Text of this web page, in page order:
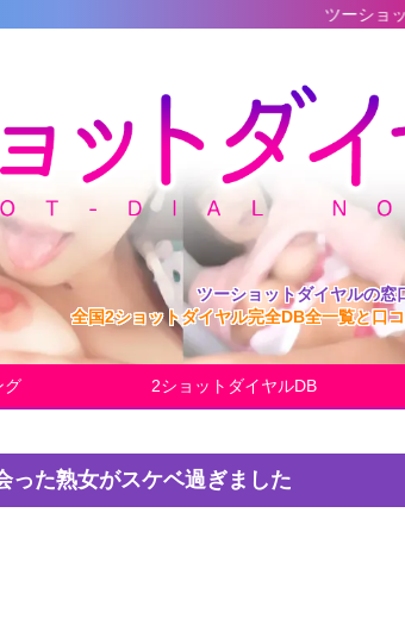
ツーショットダイヤル番組
ツーショットダイヤルの窓
全国2ショットダイヤル完全DB全一覧と口
グ 2ショットダイヤルDB
った熟女がスケベ過ぎました